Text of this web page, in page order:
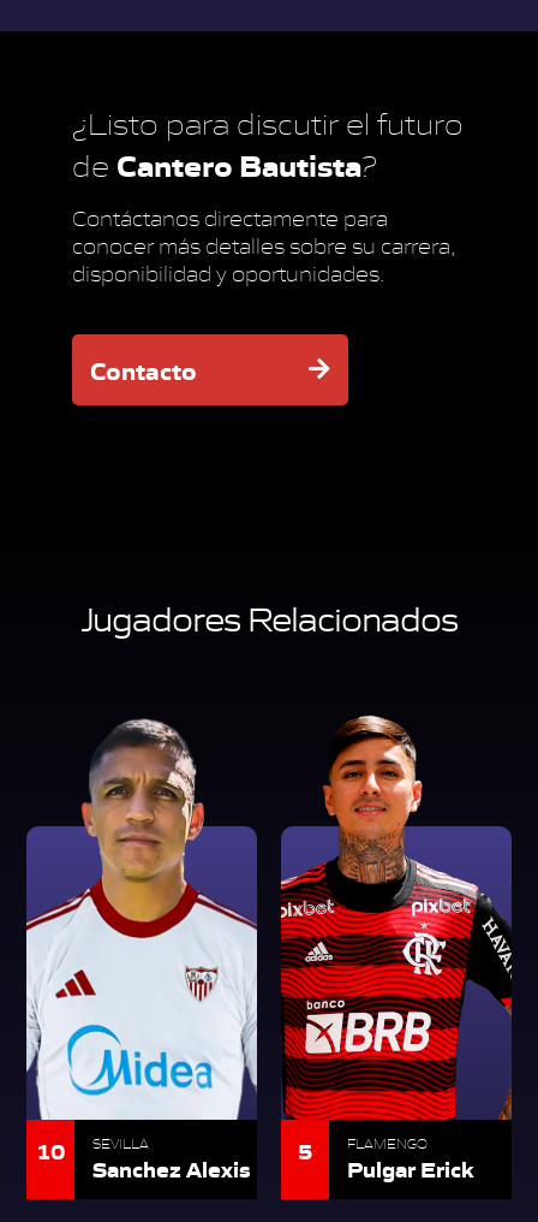
¿Listo para discutir el futuro
de Cantero Bautista?
Contáctanos directamente para
conocer más detalles sobre su carrera,
disponibilidad y oportunidades.
Contacto
Jugadores Relacionados
10 SEVILLA
Sanchez Alexis
5 FLAMENGO
Pulgar Erick